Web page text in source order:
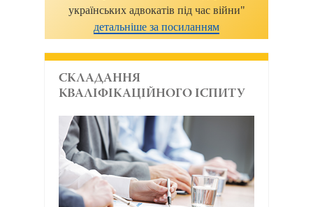
українських адвокатів під час війни"
детальніше за посиланням
СКЛАДАННЯ
КВАЛІФІКАЦІЙНОГО ІСПИТУ